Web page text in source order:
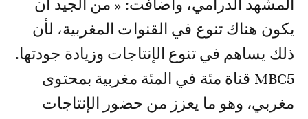
المشهد الدرامي، وأضافت: « من الجيد أن
يكون هناك تنوع في القنوات المغربية، لأن
ذلك يساهم في تنوع الإنتاجات وزيادة جودتها.
MBC5 قناة مئة في المئة مغربية بمحتوى
مغربي، وهو ما يعزز من حضور الإنتاجات